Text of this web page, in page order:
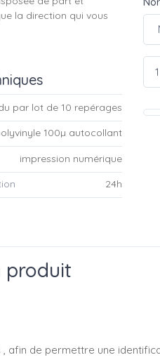
la direction qui vous
par lot de 10 repérages
100µ autocollant
impression numérique
24h
produit
de permettre une